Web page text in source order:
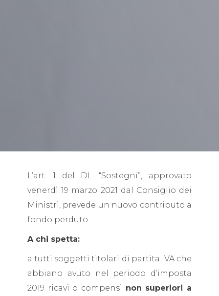
L’art. 1 del DL “Sostegni”, approvato
venerdì 19 marzo 2021 dal Consiglio dei
Ministri, prevede un nuovo contributo a
fondo perduto.
A chi spetta:
a tutti soggetti titolari di partita IVA che
abbiano avuto nel periodo d’imposta
2019 ricavi o compensi non superiori a